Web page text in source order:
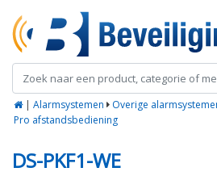
| Alarmsystemen Overige
Pro afstandsbediening
DS-PKF1-WE